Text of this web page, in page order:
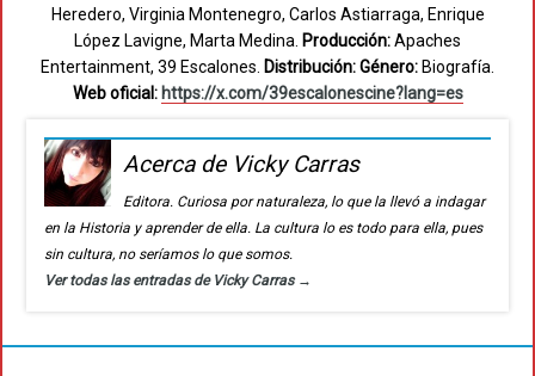
Heredero, Virginia Montenegro, Carlos Astiarraga, Enrique
López Lavigne, Marta Medina. Producción:Apaches
Entertainment, 39 Escalones. Distribución:Género: Biografía.
Web oficial: https://x.com/39escalonescine?lang=es
Acerca de Vicky Carras
Editora. Curiosa por naturaleza, lo que la llevó a indagar
en la Historia y aprender de ella. La cultura lo es todo para ella, pues
sin cultura, no seríamos lo que somos.
Ver todas las entradas de Vicky Carras →